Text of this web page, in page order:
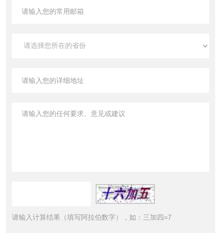
请输入计算结果（填写阿拉伯数字），如：三加四=7